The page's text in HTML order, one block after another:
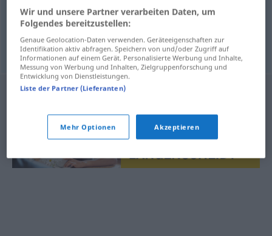
berieseln besproeien
sprengen besproeien
Wir und unsere Partner verarbeiten Daten, um
Folgendes bereitzustellen:
Genaue Geolocation-Daten verwenden. Geräteeigenschaften zur
Identifikation aktiv abfragen. Speichern von und/oder Zugriff auf
Informationen auf einem Gerät. Personalisierte Werbung und Inhalte,
Messung von Werbung und Inhalten, Zielgruppenforschung und
Entwicklung von Dienstleistungen.
Liste der Partner (Lieferanten)
Mehr Optionen Akzeptieren